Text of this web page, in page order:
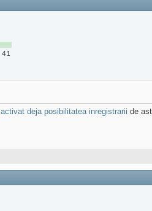
41
deja posibilitatea inregistrarii de